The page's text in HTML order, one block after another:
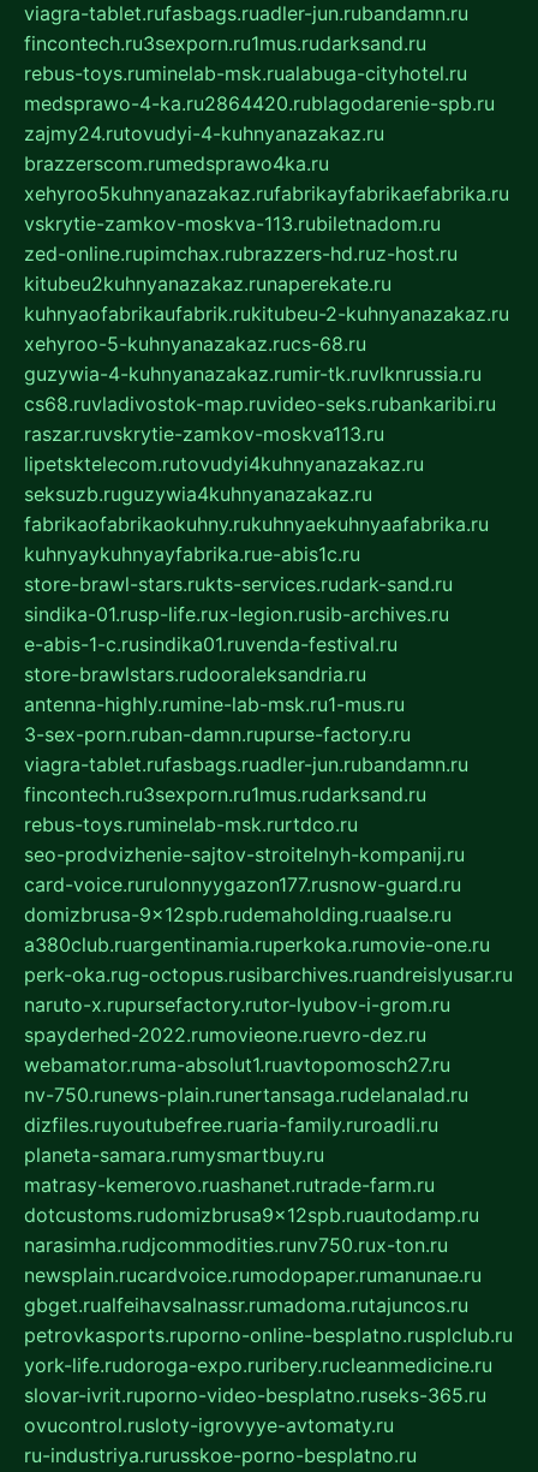
viagra-tablet.rufasbags.ruadler-jun.rubandamn.ru
fincontech.ru3sexporn.ru1mus.rudarksand.ru
rebus-toys.ruminelab-msk.rualabuga-cityhotel.ru
medsprawo-4-ka.ru2864420.rublagodarenie-spb.ru
zajmy24.rutovudyi-4-kuhnyanazakaz.ru
brazzerscom.rumedsprawo4ka.ru
xehyroo5kuhnyanazakaz.rufabrikayfabrikaefabrika.ru
vskrytie-zamkov-moskva-113.rubiletnadom.ru
zed-online.rupimchax.rubrazzers-hd.ruz-host.ru
kitubeu2kuhnyanazakaz.runaperekate.ru
kuhnyaofabrikaufabrik.rukitubeu-2-kuhnyanazakaz.ru
xehyroo-5-kuhnyanazakaz.rucs-68.ru
guzywia-4-kuhnyanazakaz.rumir-tk.ruvlknrussia.ru
cs68.ruvladivostok-map.ruvideo-seks.rubankaribi.ru
raszar.ruvskrytie-zamkov-moskva113.ru
lipetsktelecom.rutovudyi4kuhnyanazakaz.ru
seksuzb.ruguzywia4kuhnyanazakaz.ru
fabrikaofabrikaokuhny.rukuhnyaekuhnyaafabrika.ru
kuhnyaykuhnyayfabrika.rue-abis1c.ru
store-brawl-stars.rukts-services.rudark-sand.ru
sindika-01.rusp-life.rux-legion.rusib-archives.ru
e-abis-1-c.rusindika01.ruvenda-festival.ru
store-brawlstars.rudooraleksandria.ru
antenna-highly.rumine-lab-msk.ru1-mus.ru
3-sex-porn.ruban-damn.rupurse-factory.ru
viagra-tablet.rufasbags.ruadler-jun.rubandamn.ru
fincontech.ru3sexporn.ru1mus.rudarksand.ru
rebus-toys.ruminelab-msk.rurtdco.ru
seo-prodvizhenie-sajtov-stroitelnyh-kompanij.ru
card-voice.rurulonnyygazon177.rusnow-guard.ru
domizbrusa-9x12spb.rudemaholding.ruaalse.ru
a380club.ruargentinamia.ruperkoka.rumovie-one.ru
perk-oka.rug-octopus.rusibarchives.ruandreislyusar.ru
naruto-x.rupursefactory.rutor-lyubov-i-grom.ru
spayderhed-2022.rumovieone.ruevro-dez.ru
webamator.ruma-absolut1.ruavtopomosch27.ru
nv-750.runews-plain.runertansaga.rudelanalad.ru
dizfiles.ruyoutubefree.ruaria-family.ruroadli.ru
planeta-samara.rumysmartbuy.ru
matrasy-kemerovo.ruashanet.rutrade-farm.ru
dotcustoms.rudomizbrusa9x12spb.ruautodamp.ru
narasimha.rudjcommodities.runv750.rux-ton.ru
newsplain.rucardvoice.rumodopaper.rumanunae.ru
gbget.rualfeihavsalnassr.rumadoma.rutajuncos.ru
petrovkasports.ruporno-online-besplatno.rusplclub.ru
york-life.rudoroga-expo.ruribery.rucleanmedicine.ru
slovar-ivrit.ruporno-video-besplatno.ruseks-365.ru
ovucontrol.rusloty-igrovyye-avtomaty.ru
ru-industriya.rurusskoe-porno-besplatno.ru